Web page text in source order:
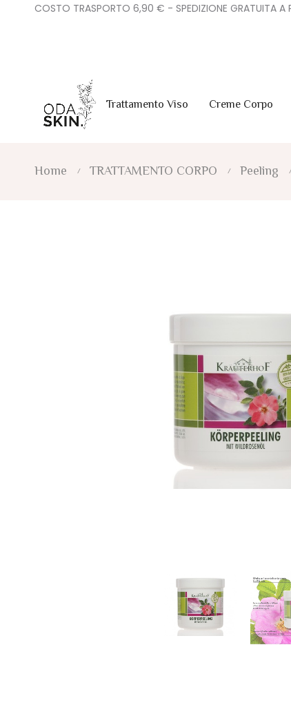
COSTO TRASPORTO 6,90 € - SPEDIZIONE GRATUITA A
Trattamento Viso Creme Corpo
Home TRATTAMENTO CORPO Peeling